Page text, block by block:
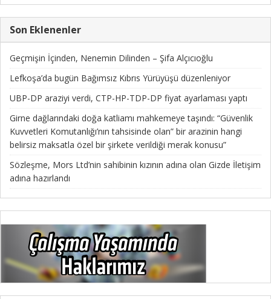
Son Eklenenler
Geçmişin İçinden, Nenemin Dilinden – Şifa Alçıcıoğlu
Lefkoşa’da bugün Bağımsız Kıbrıs Yürüyüşü düzenleniyor
UBP-DP araziyi verdi, CTP-HP-TDP-DP fiyat ayarlaması yaptı
Girne dağlarındaki doğa katliamı mahkemeye taşındı: “Güvenlik
Kuvvetleri Komutanlığı’nın tahsisinde olan” bir arazinin hangi
belirsiz maksatla özel bir şirkete verildiği merak konusu”
Sözleşme, Mors Ltd’nin sahibinin kızının adına olan Gizde İletişim
adına hazırlandı